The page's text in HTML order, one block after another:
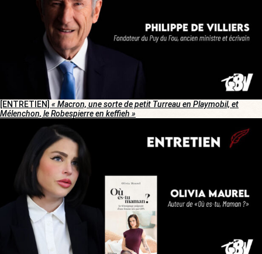
[ENTRETIEN] « Macron, une sorte de petit Turreau en Playmobil, et
Mélenchon, le Robespierre en keffieh »